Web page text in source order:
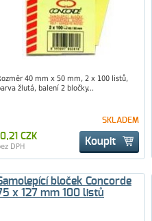
40 mm x 50 mm, 2 x 100 listů,
žlutá, balení 2 bločky...
Koupit
SKLADEM
CZK
DPH
bloček Concorde
x 127 mm 100 listů